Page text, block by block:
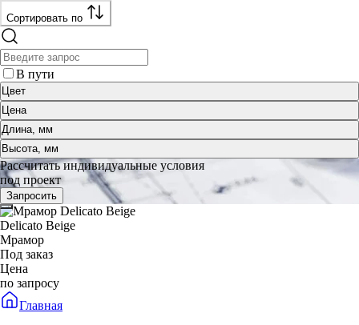
Сортировать по
В пути
Цвет
Цена
Длина, мм
Высота, мм
Рассчитать индивидуальные условия
под проект
Запросить
Delicato Beige
Мрамор
Под заказ
Цена
по запросу
Главная